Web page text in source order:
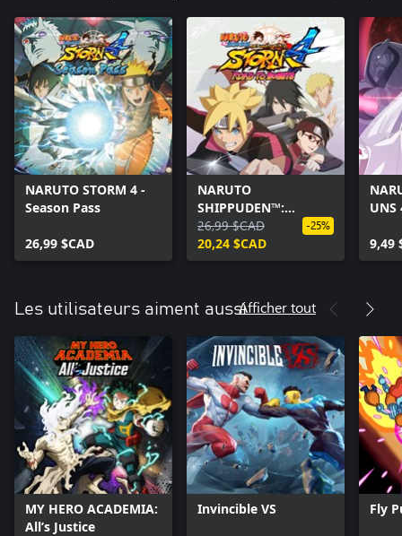
NARUTO STORM 4 -
Season Pass
26,99 $CAD
NARUTO
SHIPPUDEN™:
Ultimate Ninja®
STORM 4 ROAD TO
BORUTO Pack
26,99 $CAD
20,24 $CAD
-25%
UNS
9,49
Les utilisateurs aiment aussiAfficher tout
MY HERO ACADEMIA:
All’s Justice
Invincible VS Fly